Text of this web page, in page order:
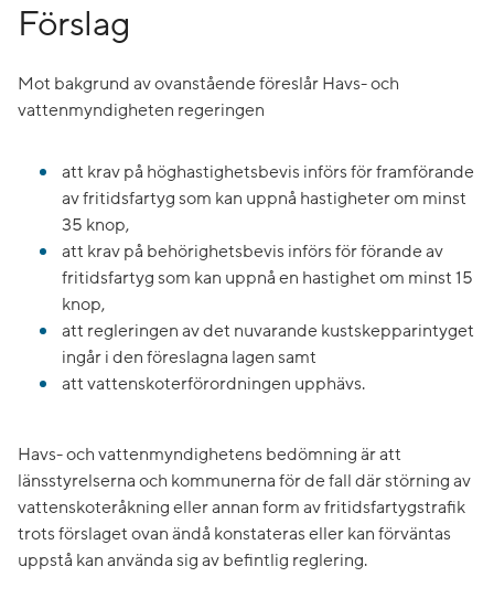
Förslag
Mot bakgrund av ovanstående föreslår Havs- och
vattenmyndigheten regeringen
att krav på höghastighetsbevis införs för framförande
av fritidsfartyg som kan uppnå hastigheter om minst
35 knop,
att krav på behörighetsbevis införs för förande av
fritidsfartyg som kan uppnå en hastighet om minst 15
knop,
att regleringen av det nuvarande kustskepparintyget
ingår i den föreslagna lagen samt
att vattenskoterförordningen upphävs.
Havs- och vattenmyndighetens bedömning är att
länsstyrelserna och kommunerna för de fall där störning av
vattenskoteråkning eller annan form av fritidsfartygstrafik
trots förslaget ovan ändå konstateras eller kan förväntas
uppstå kan använda sig av befintlig reglering.